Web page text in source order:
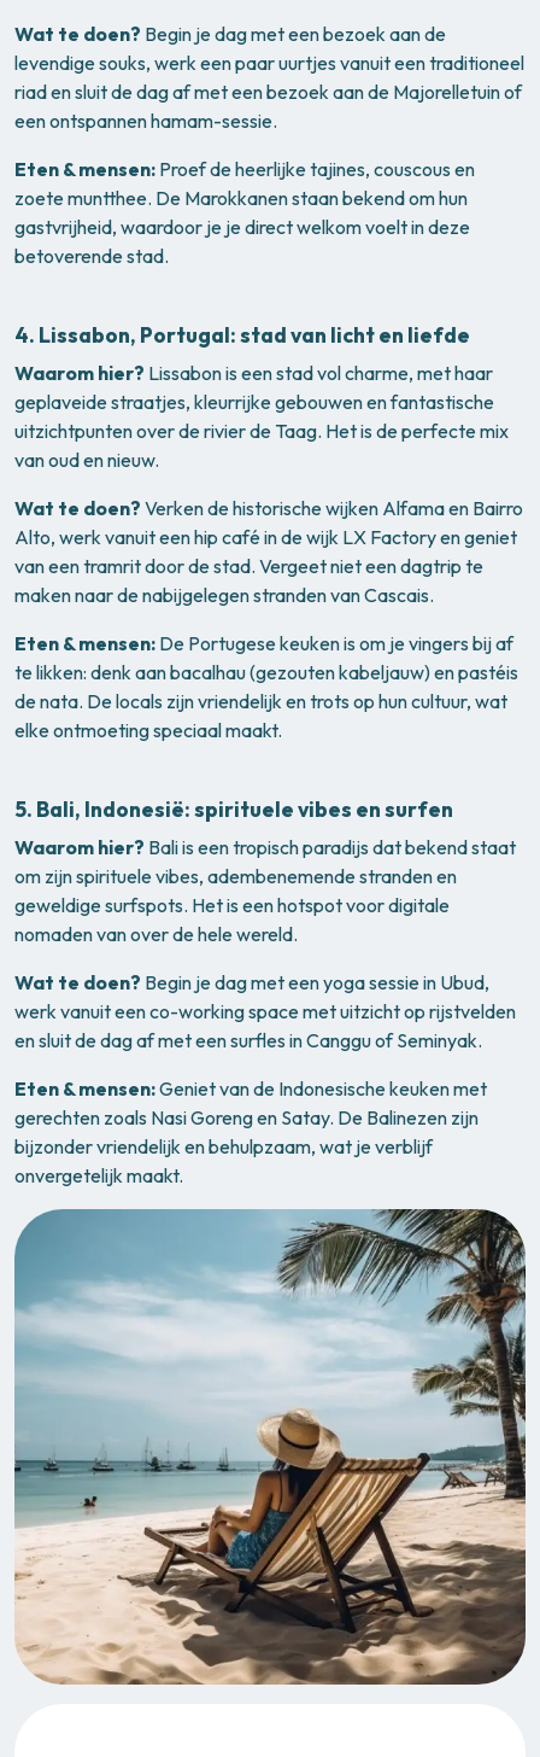
Wat te doen? Begin je dag met een bezoek aan de
levendige souks, werk een paar uurtjes vanuit een traditioneel
riad en sluit de dag af met een bezoek aan de Majorelletuin of
een ontspannen hamam-sessie.
Eten & mensen: Proef de heerlijke tajines, couscous en
zoete muntthee. De Marokkanen staan bekend om hun
gastvrijheid, waardoor je je direct welkom voelt in deze
betoverende stad.
4. Lissabon, Portugal: stad van licht en liefde
Waarom hier? Lissabon is een stad vol charme, met haar
geplaveide straatjes, kleurrijke gebouwen en fantastische
uitzichtpunten over de rivier de Taag. Het is de perfecte mix
van oud en nieuw.
Wat te doen? Verken de historische wijken Alfama en Bairro
Alto, werk vanuit een hip café in de wijk LX Factory en geniet
van een tramrit door de stad. Vergeet niet een dagtrip te
maken naar de nabijgelegen stranden van Cascais.
Eten & mensen: De Portugese keuken is om je vingers bij af
te likken: denk aan bacalhau (gezouten kabeljauw) en pastéis
de nata. De locals zijn vriendelijk en trots op hun cultuur, wat
elke ontmoeting speciaal maakt.
5. Bali, Indonesië: spirituele vibes en surfen
Waarom hier? Bali is een tropisch paradijs dat bekend staat
om zijn spirituele vibes, adembenemende stranden en
geweldige surfspots. Het is een hotspot voor digitale
nomaden van over de hele wereld.
Wat te doen? Begin je dag met een yoga sessie in Ubud,
werk vanuit een co-working space met uitzicht op rijstvelden
en sluit de dag af met een surfles in Canggu of Seminyak.
Eten & mensen:Geniet van de Indonesische keuken met
gerechten zoals Nasi Goreng en Satay. De Balinezen zijn
bijzonder vriendelijk en behulpzaam, wat je verblijf
onvergetelijk maakt.